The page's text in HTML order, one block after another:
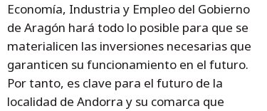
Economía, Industria y Empleo del Gobierno
de Aragón hará todo lo posible para que se
materialicen las inversiones necesarias que
garanticen su funcionamiento en el futuro.
Por tanto, es clave para el futuro de la
localidad de Andorra y su comarca que